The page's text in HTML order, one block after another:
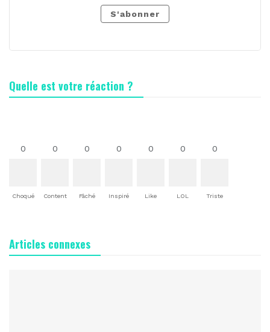
S'abonner
Quelle est votre réaction ?
0
Choqué
0
Content
0
Fâché
0
Inspiré
0
Like
0
LOL
0
Triste
Articles connexes